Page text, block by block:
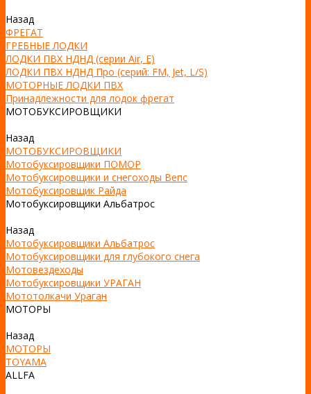
Назад
ФРЕГАТ
ГРЕБНЫЕ ЛОДКИ
ЛОДКИ ПВХ НДНД (серии Air, Е)
ЛОДКИ ПВХ НДНД Про (серий: FM, Jet, L/S)
МОТОРНЫЕ ЛОДКИ ПВХ
Принадлежности для лодок фрегат
МОТОБУКСИРОВЩИКИ
Назад
МОТОБУКСИРОВЩИКИ
Мотобуксировщики ПОМОР
Мотобуксировщики и снегоходы Вепс
Мотобуксировщик Райда
Мотобуксировщики Альбатрос
Назад
Мотобуксировщики Альбатрос
Мотобуксировщики для глубокого снега
Мотовездеходы
Мотобуксировщики УРАГАН
Мототолкачи Ураган
МОТОРЫ
Назад
МОТОРЫ
TOYAMA
ALLFA